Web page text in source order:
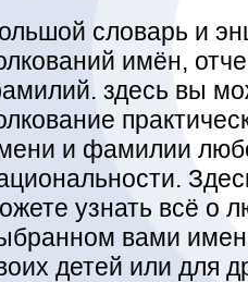
словарь и
имён,
здесь вы
и фамилии
узнать всё о
вами
детей или для